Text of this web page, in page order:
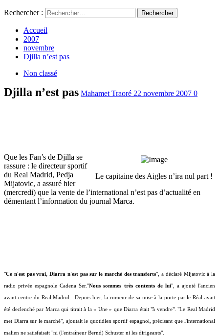
Rechercher :
Accueil
2007
novembre
Djilla n’est pas
Non classé
Djilla n’est pas Mahamet Traoré 22 novembre 2007 0
Le capitaine des Aigles n’ira nul part !
Que les Fan’s de Djilla se
rassure : le directeur sportif
du Real Madrid, Pedja
Mijatovic, a assuré hier
(mercredi) que la vente de l’international n’est pas d’actualité en
démentant l’information du journal Marca.
"Ce n'est pas vrai, Diarra n'est pas sur le marché des transferts", a déclaré Mijatovic à la
radio privée espagnole Cadena Ser."Nous sommes très contents de lui", a ajouté l'ancien
avant-centre du Real Madrid. Depuis hier, la rumeur de sa mise à la porte par le Réal avait
été declenché par Marca qui titrait à la « Une » que Diarra était "à vendre". "Le Real Madrid
met Diarra sur le marché", ajoutait le quotidien sportif espagnol, précisant que l'international
malien ne satisfaisait "ni (l'entraîneur Bernd) Schuster ni les dirigeants".